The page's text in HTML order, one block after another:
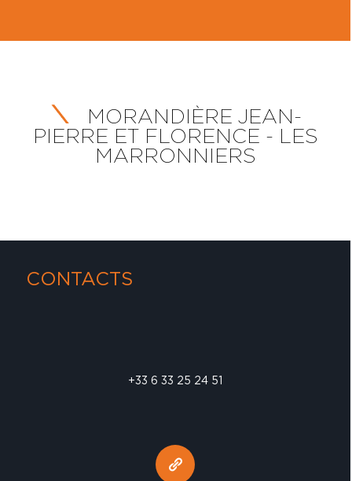
MORANDIÈRE JEAN-
PIERRE ET FLORENCE - LES
MARRONNIERS
CONTACTS
+33 6 33 25 24 51